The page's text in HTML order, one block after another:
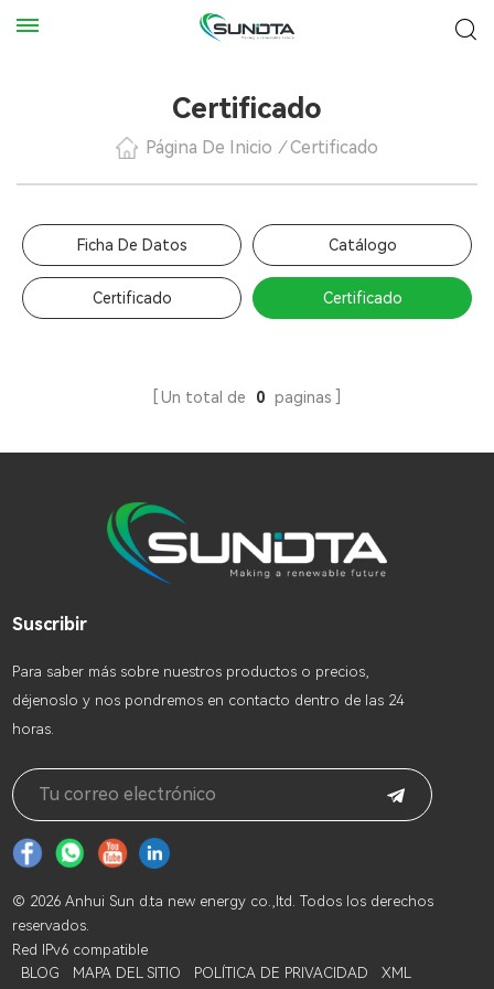
Certificado
Página De Inicio / Certificado
Ficha De Datos Catálogo
Certificado Certificado
Un total de 0 paginas
Suscribir
Para saber más sobre nuestros productos o precios,
déjenoslo y nos pondremos en contacto dentro de las 24
horas.
© 2026 Anhui Sun d.ta new energy co.,ltd. Todos los derechos
reservados.
Red IPv6 compatible
BLOG
MAPA DEL SITIO POLÍTICA DE PRIVACIDAD XML